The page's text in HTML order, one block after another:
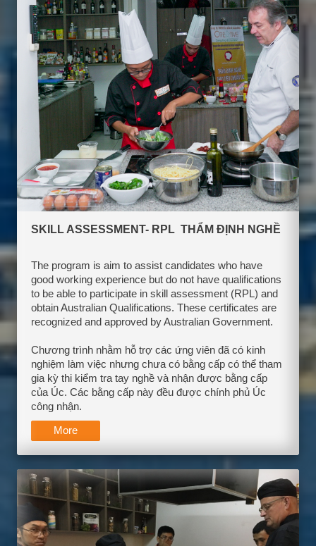
SKILL ASSESSMENT- RPL THẨM ĐỊNH NGHỀ
The program is aim to assist candidates who have
good working experience but do not have qualifications
to be able to participate in skill assessment (RPL) and
obtain Australian Qualifications. These certificates are
recognized and approved by Australian Government.
Chương trình nhằm hỗ trợ các ứng viên đã có kinh
nghiệm làm việc nhưng chưa có bằng cấp có thể tham
gia kỳ thi kiểm tra tay nghề và nhận được bằng cấp
của Úc. Các bằng cấp này đều được chính phủ Úc
công nhận.
More